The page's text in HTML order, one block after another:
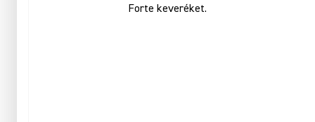
Forte keveréket.